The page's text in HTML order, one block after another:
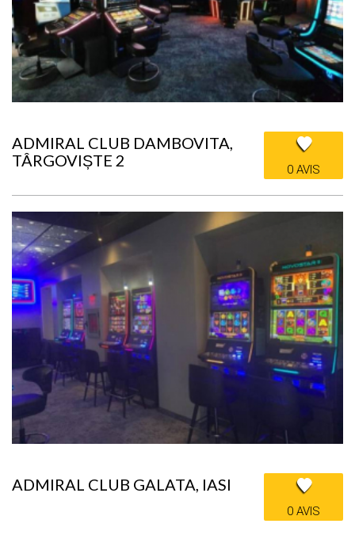
ADMIRAL CLUB DAMBOVITA,
TÂRGOVIȘTE 2
0 AVIS
ADMIRAL CLUB GALATA, IASI
0 AVIS